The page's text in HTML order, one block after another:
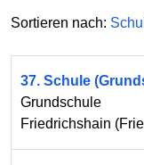
Sortieren nach:
37. Schule
Grundschule
Friedrichshain (